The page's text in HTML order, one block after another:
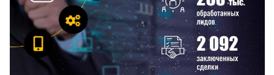
Смотреть проект